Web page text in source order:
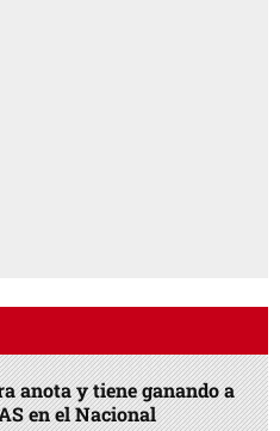
anota y tiene ganando a
en el Nacional